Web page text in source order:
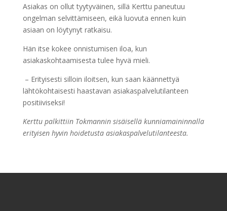
Asiakas on ollut tyytyväinen, sillä Kerttu paneutuu
ongelman selvittämiseen, eikä luovuta ennen kuin
asiaan on löytynyt ratkaisu.
Hän itse kokee onnistumisen iloa, kun
asiakaskohtaamisesta tulee hyvä mieli.
– Erityisesti silloin iloitsen, kun saan käännettyä
lähtökohtaisesti haastavan asiakaspalvelutilanteen
positiiviseksi!
Kerttu palkittiin Tokmannin sisäisellä kunniamaininnalla
erityisen hyvin hoidetusta asiakaspalvelutilanteesta.